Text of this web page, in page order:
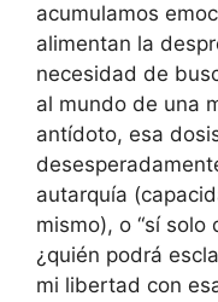
acumulamos
alimentan la
necesidad de
al mundo de una
antídoto, esa
autarquía
mismo), o “sí
¿quién podrá
mi libertad con